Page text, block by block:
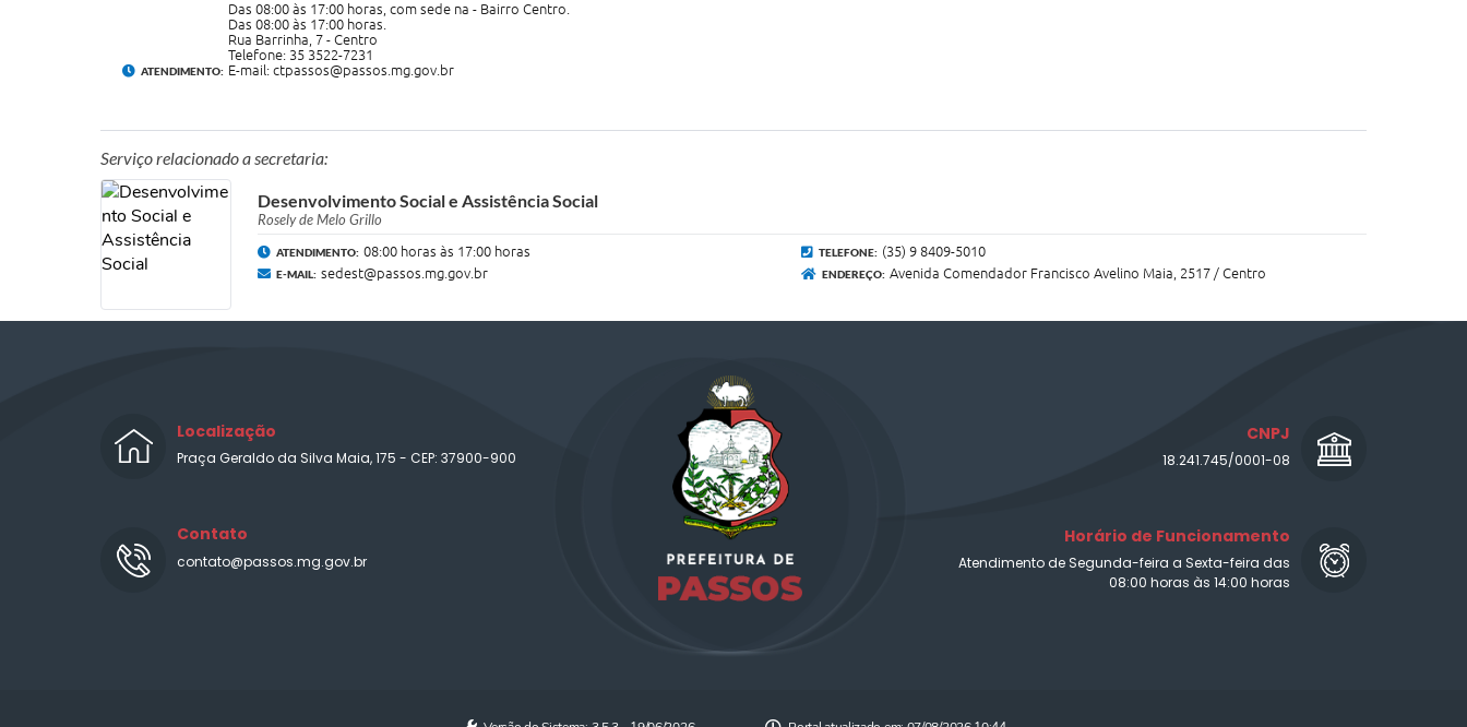
ATENDIMENTO:
Das 08:00 às 17:00 horas, com sede na - Bairro Centro.
Das 08:00 às 17:00 horas.
Rua Barrinha, 7 - Centro
Telefone: 35 3522-7231
E-mail: ctpassos@passos.mg.gov.br
Serviço relacionado a secretaria:
Desenvolvimento Social e Assistência Social
Rosely de Melo Grillo
ATENDIMENTO: 08:00 horas às 17:00 horas TELEFONE: (35) 9 8409-5010
E-MAIL: sedest@passos.mg.gov.br ENDEREÇO: Avenida Comendador Francisco Avelino Maia, 2517 / Centro
Localização
Praça Geraldo da Silva Maia, 175 - CEP: 37900-900
Contato
contato@passos.mg.gov.br
CNPJ
18.241.745/0001-08
Horário de Funcionamento
Atendimento de Segunda-feira a Sexta-feira das
08:00 horas às 14:00 horas